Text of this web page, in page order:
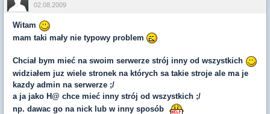
02.08.2009
Witam
mam taki mały nie typowy problem
Chciał bym mieć na swoim serwerze strój inny od wszystkich
widziałem juz wiele stronek na których sa takie stroje ale ma je
kazdy admin na serwerze ;/
a ja jako H@ chce mieć inny strój od wszystkich ;/
np. dawac go na nick lub w inny sposób